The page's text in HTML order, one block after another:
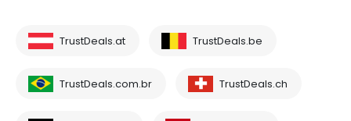
TrustDeals.at TrustDeals.be
TrustDeals.com.br TrustDeals.ch